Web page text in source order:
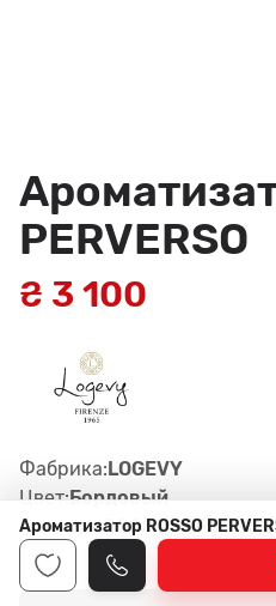
PERVERSO
₴ 3 100
Фабрика:LOGEVY
Цвет:Бордовый
Артикул:ROSSO PERVERSO
Ароматизатор ROSSO